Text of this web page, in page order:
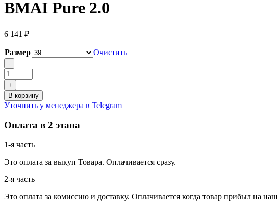
BMAI Pure 2.0
6 141 ₽
Размер
Очистить
Количество
товара
BMAI
Pure
2.0
-
+
В корзину
Уточнить у менеджера в Telegram
Оплата в 2 этапа
1-я часть
Это оплата за выкуп Товара. Оплачивается сразу.
2-я часть
Это оплата за комиссию и доставку. Оплачивается когда товар прибыл на